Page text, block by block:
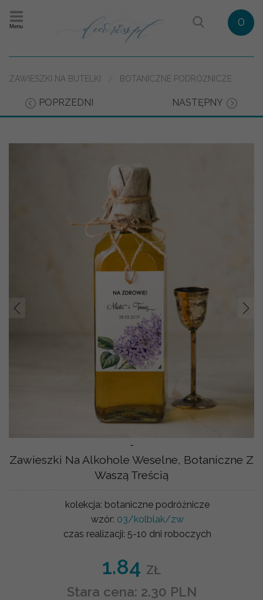
Menu 0
ZAWIESZKI NA BUTELKI BOTANICZNE PODRÓŻNICZE
POPRZEDNI NASTĘPNY
-
Prev
Zawieszki Na Alkohole Weselne, Botaniczne Z
Waszą Treścią
kolekcja: botaniczne podróżnicze
wzór: 03/kolblak/zw
czas realizacji: 5-10 dni roboczych
1.84 ZŁ
Stara cena: 2.30 PLN